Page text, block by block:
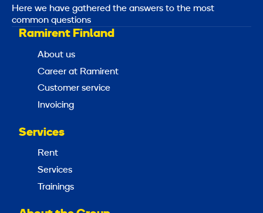
Here we have gathered the answers to the most
common questions
Ramirent Finland
About us
Career at Ramirent
Customer service
Invoicing
Services
Rent
Services
Trainings